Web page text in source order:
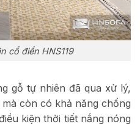
cổ điển HNS119
gỗ tự nhiên đã qua xử lý,
còn có khả năng chống
kiện thời tiết nắng nóng